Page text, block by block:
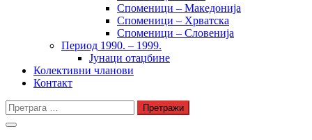
Споменици – Македонија
Споменици – Хрватска
Споменици – Словенија
Период 1990. – 1999.
Јунаци отаџбине
Колективни чланови
Контакт
Претрага
за: